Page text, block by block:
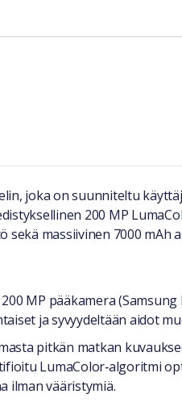
joka on suunniteltu
200 MP
sekä massiivinen 7000
MP pääkamera
ja syvyydeltään aidot
pitkän matkan
LumaColor‑algoritmi
ilman vääristymiä.